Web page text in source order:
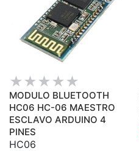
MODULO BLUETOOTH
HC06 HC-06 MAESTRO
ESCLAVO ARDUINO 4
PINES
HC06